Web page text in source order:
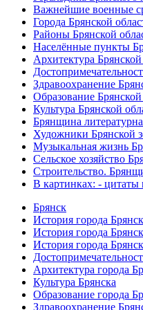
Важнейшие военные
Города Брянской
Районы Брянской
Населённые пункты
Архитектура Брянской
Здравоохранение
Образование Брянской
Культура Брянской
Брянщина
Художники Брянской
Музыкальная жизнь
Сельское хозяйство
Строительство.
В картинках: -
Брянск
История города
История города
История города
Архитектура города
Культура Брянска
Образование города
Здравоохранение